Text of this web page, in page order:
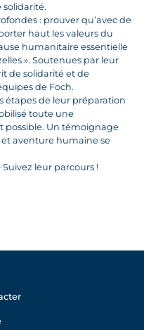
solidarité.
: prouver qu’avec de
haut les valeurs du
humanitaire essentielle
». Soutenues par leur
de solidarité et de
de Foch.
étapes de leur préparation
toute une
Un témoignage
aventure humaine se
leur parcours !